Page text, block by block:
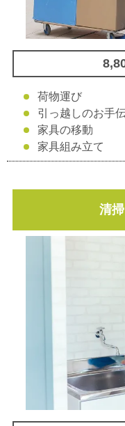
荷物運び
引っ越しのお手
家具の移動
家具組み立て
清